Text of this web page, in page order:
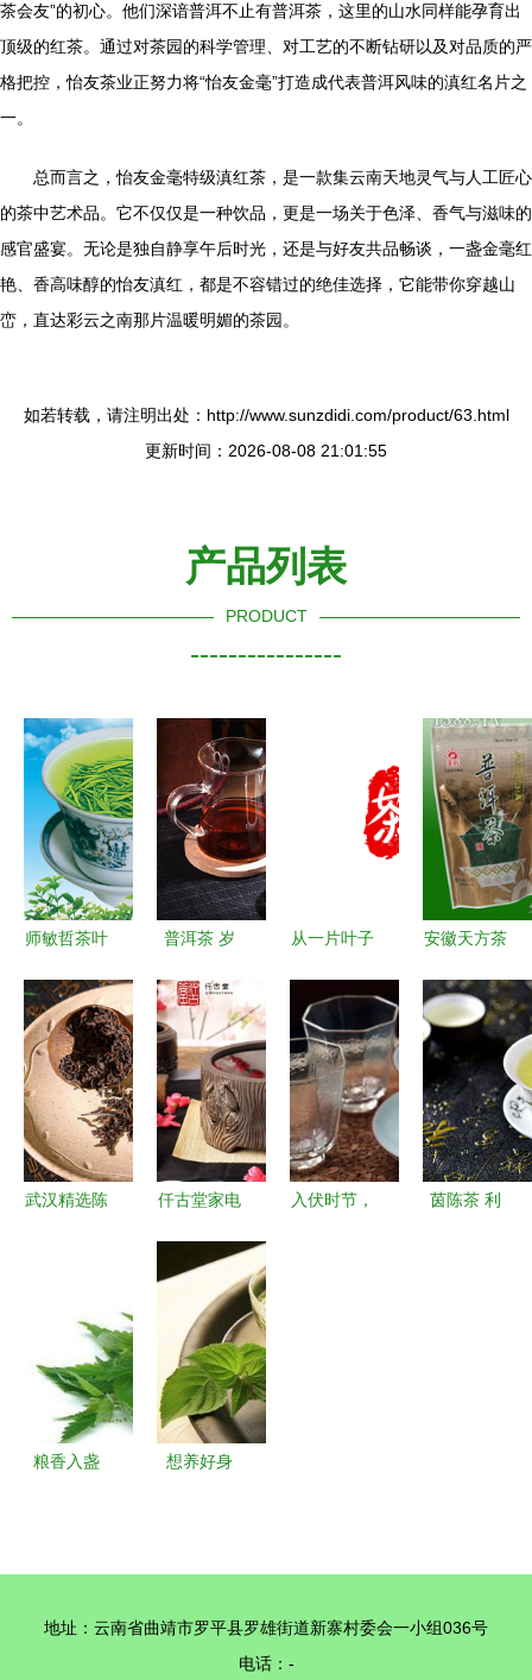
茶会友”的初心。他们深谙普洱不止有普洱茶，这里的山水同样能孕育出
顶级的红茶。通过对茶园的科学管理、对工艺的不断钻研以及对品质的严
格把控，怡友茶业正努力将“怡友金毫”打造成代表普洱风味的滇红名片之
一。
总而言之，怡友金毫特级滇红茶，是一款集云南天地灵气与人工匠心
的茶中艺术品。它不仅仅是一种饮品，更是一场关于色泽、香气与滋味的
感官盛宴。无论是独自静享午后时光，还是与好友共品畅谈，一盏金毫红
艳、香高味醇的怡友滇红，都是不容错过的绝佳选择，它能带你穿越山
峦，直达彩云之南那片温暖明媚的茶园。
如若转载，请注明出处：http://www.sunzdidi.com/product/63.html
更新时间：2026-08-08 21:01:55
产品列表
PRODUCT
----------------
师敏哲茶叶
匠心与传承
普洱茶 岁
芳，一图一
味的东方美
学
从一片叶子
中国茶文化
的魅力与传
承
安徽天方茶
克一级普洱
茶火爆招
商，共拓糖
酒食品市场
新蓝海
武汉精选陈
茶叶货源充
足
仟古堂家电
加盟店实力
与茶饮家电
新机遇
入伏时节，
茵陈茶 利
粮香入盏
想养好身
地址：云南省曲靖市罗平县罗雄街道新寨村委会一小组036号
电话：-